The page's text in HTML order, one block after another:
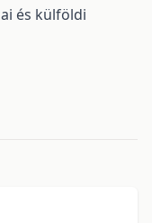
és külföldi